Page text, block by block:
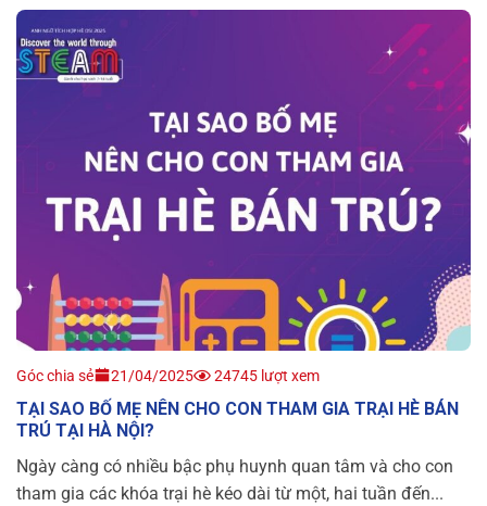
Góc chia sẻ 21/04/2025 24745 lượt xem
TẠI SAO BỐ MẸ NÊN CHO CON THAM GIA TRẠI HÈ BÁN
TRÚ TẠI HÀ NỘI?
Ngày càng có nhiều bậc phụ huynh quan tâm và cho con
tham gia các khóa trại hè kéo dài từ một, hai tuần đến...